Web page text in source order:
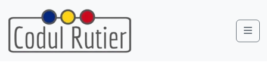
Skip to content
Skip to footer